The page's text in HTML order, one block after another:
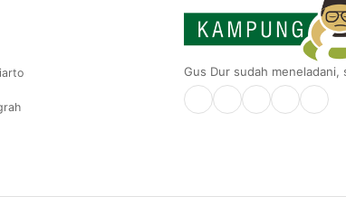
Gus Dur sudah meneladani,